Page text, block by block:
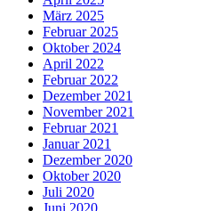
März 2025
Februar 2025
Oktober 2024
April 2022
Februar 2022
Dezember 2021
November 2021
Februar 2021
Januar 2021
Dezember 2020
Oktober 2020
Juli 2020
Juni 2020